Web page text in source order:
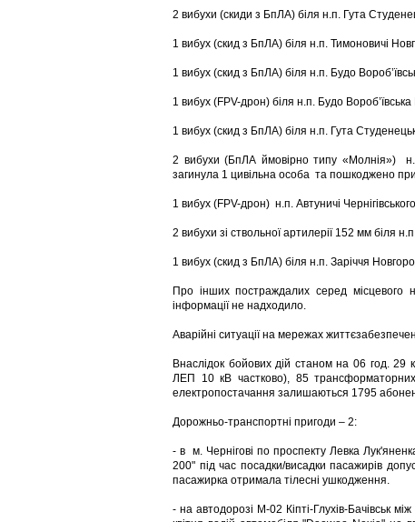
2 вибухи (скиди з БпЛА) біля н.п. Гута
1 вибух (скид з БпЛА) біля н.п. Тимоновичі
1 вибух (скид з БпЛА) біля н.п. Будо
1 вибух (FPV-дрон) біля н.п. Будо
1 вибух (скид з БпЛА) біля н.п. Гута
2 вибухи (БпЛА ймовірно типу «Молнія»)
загинула 1 цивільна особа та пошкоджено
1 вибух (FPV-дрон) н.п. Автуничі
2 вибухи зі ствольної артилерії 152 мм біля
1 вибух (скид з БпЛА) біля н.п. Заріччя
Про інших постраждалих серед місцевого
інформації не надходило.
Аварійні ситуації на мережах
Внаслідок бойових дій станом на 06 год.
ЛЕП 10 кВ частково), 85
електропостачання залишаються 1795
Дорожньо-транспортні пригоди – 2:
- в м. Чернігові по проспекту Левка
200" під час посадки/висадки пасажирів
пасажирка отримала тілесні ушкодження.
- на автодорозі М-02 Кіпті-Глухів-Бачівськ